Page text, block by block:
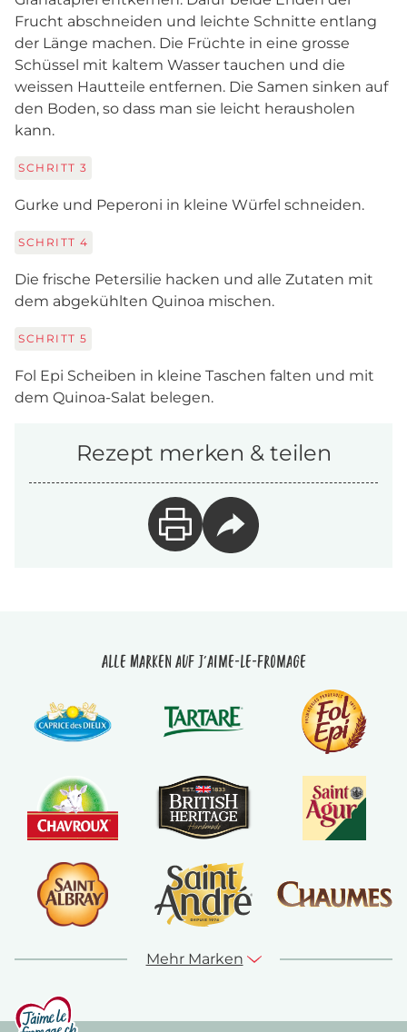
Frucht abschneiden und leichte Schnitte entlang
der Länge machen. Die Früchte in eine grosse
Schüssel mit kaltem Wasser tauchen und die
weissen Hautteile entfernen. Die Samen sinken auf
den Boden, so dass man sie leicht herausholen
kann.
SCHRITT 3
Gurke und Peperoni in kleine Würfel schneiden.
SCHRITT 4
Die frische Petersilie hacken und alle Zutaten mit
dem abgekühlten Quinoa mischen.
SCHRITT 5
Fol Epi Scheiben in kleine Taschen falten und mit
dem Quinoa-Salat belegen.
Rezept merken & teilen
Alle Marken auf J'aime-le-fromage
Mehr Marken